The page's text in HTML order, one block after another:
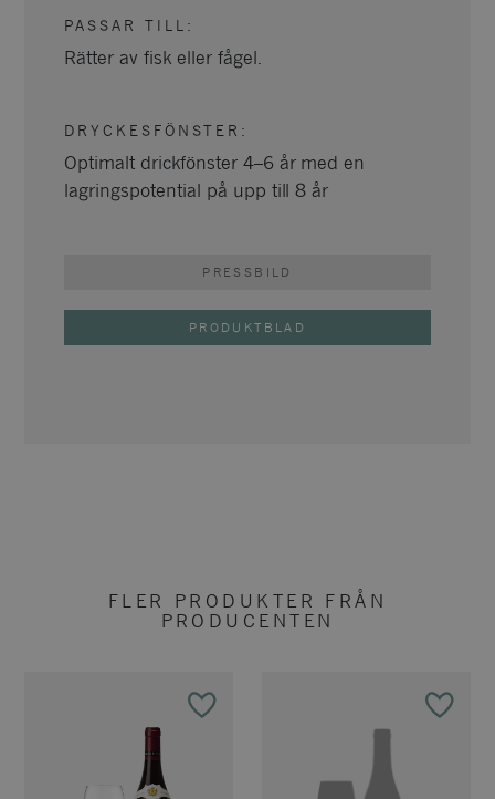
PASSAR TILL :
Rätter av fisk eller fågel.
DRYCKESFÖNSTER :
Optimalt drickfönster 4–6 år med en
lagringspotential på upp till 8 år
PRESSBILD
PRODUKTBLAD
FLER PRODUKTER FRÅN
PRODUCENTEN